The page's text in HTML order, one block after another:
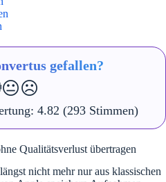
gefallen?
😐☹️
4.82 (293 Stimmen)
Qualitätsverlust übertragen
nicht mehr nur aus klassischen